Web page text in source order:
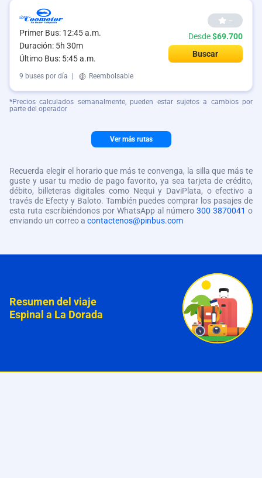
Primer Bus: 12:45 a.m.
Duración: 5h 30m
Último Bus: 5:45 a.m.
--
Desde$69.700
Buscar
9 buses por día Reembolsable
*Precios calculados semanalmente, pueden estar sujetos a cambios por
parte del operador
Ver más rutas
Recuerda elegir el horario que más te convenga, la silla que más te
guste y usar tu medio de pago favorito, ya sea tarjeta de crédito,
débito, billeteras digitales como Nequi y DaviPlata, o efectivo a
través de Efecty y Baloto. También puedes comprar los pasajes de
esta ruta escribiéndonos por WhatsApp al número 300 3870041 o
enviando un correo a contactenos@pinbus.com
Resumen del viaje
Espinal a La Dorada